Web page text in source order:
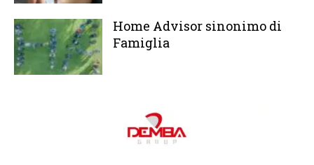
Home Advisor sinonimo di
Famiglia